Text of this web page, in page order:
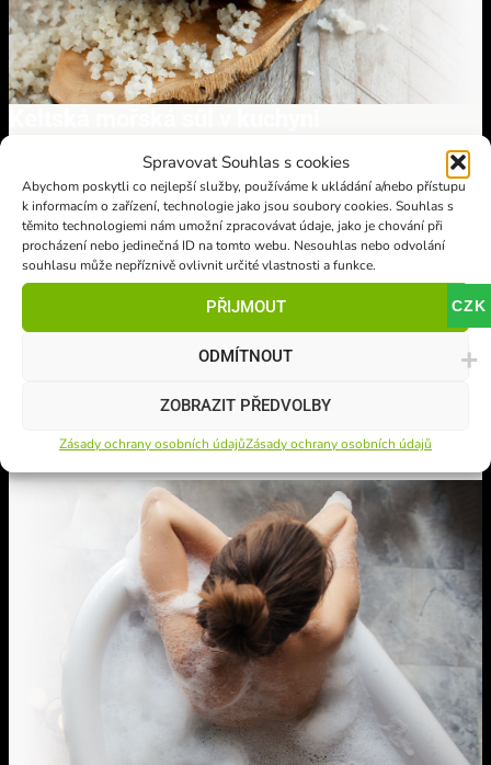
Spravovat Souhlas s cookies
Abychom poskytli co nejlepší služby, používáme k ukládání a/nebo přístupu
k informacím o zařízení, technologie jako jsou soubory cookies. Souhlas s
těmito technologiemi nám umožní zpracovávat údaje, jako je chování při
procházení nebo jedinečná ID na tomto webu. Nesouhlas nebo odvolání
souhlasu může nepříznivě ovlivnit určité vlastnosti a funkce.
PŘIJMOUT
ODMÍTNOUT
ZOBRAZIT PŘEDVOLBY
Zásady ochrany osobních údajůZásady ochrany osobních údajů
Hrubá keltská sůl se nejlépe využívá během vaření. Vynikající je
při přípravě surovin v solné krustě, protoženevysušuje výsledný
pokrm.Při stolním použití a k dosolení již hotových jídel ji můžete
umlít ideálně pomocí keramického mlýnku.Sůl si zachovává svou
vlhkost nehledě na to, jak ji skladujete. Považujte to za jemnou
připomínku jejího mořského zdroje.
Využití v kuchyni i při koupeli
Sůl je vhodná nejen k dosolení všech pokrmů, ale můžete ji přidat i
nebo roztokem ze solivyplachovat ústa
domácí peeling.
CZK